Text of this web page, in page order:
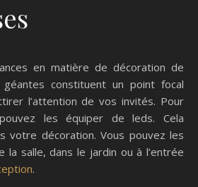
en matière de décoration de
constituent un point focal
l’attention de vos invités. Pour
les équiper de leds. Cela
votre décoration. Vous pouvez les
la salle, dans le jardin ou à l’entrée
.